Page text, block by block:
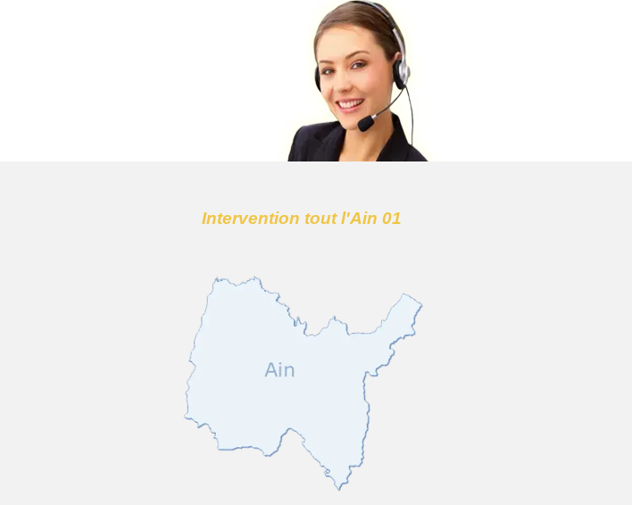
Intervention tout l'Ain 01